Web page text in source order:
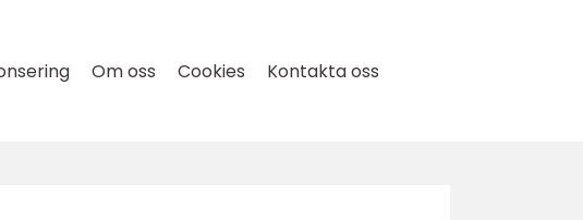
Om oss Cookies Kontakta oss